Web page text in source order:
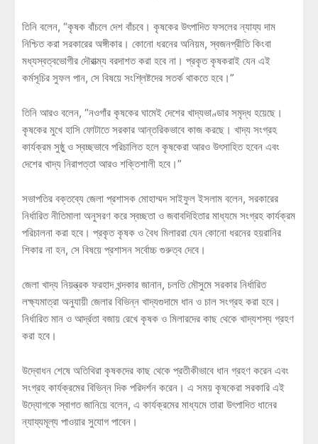
তিনি বলেন, “কৃষক বাঁচলে দেশ বাঁচবে। কৃষকের উৎপাদিত ফসলের ন্যায্য দাম
নিশ্চিত করা সরকারের অঙ্গীকার। কোনো ধরনের অনিয়ম, স্বজনপ্রীতি কিংবা
মধ্যস্বত্বভোগীর দৌরাত্ম্য বরদাশত করা হবে না। প্রকৃত কৃষকরাই যেন এই
কর্মসূচির সুফল পান, সে বিষয়ে সংশ্লিষ্টদের সতর্ক থাকতে হবে।”
তিনি আরও বলেন, “নওগাঁর কৃষকের ঘামেই দেশের খাদ্যভাণ্ডার সমৃদ্ধ হয়েছে।
কৃষকের মুখে হাসি ফোটাতে সরকার আন্তরিকভাবে কাজ করছে। খাদ্য সংগ্রহ
কার্যক্রম সুষ্ঠু ও স্বচ্ছভাবে পরিচালিত হলে কৃষকেরা আরও উৎসাহিত হবেন এবং
দেশের খাদ্য নিরাপত্তা আরও শক্তিশালী হবে।”
সভাপতির বক্তব্যে জেলা প্রশাসক মোহাম্মদ সাইফুল ইসলাম বলেন, সরকারের
নির্ধারিত নীতিমালা অনুসরণ করে স্বচ্ছতা ও জবাবদিহিতার মাধ্যমে সংগ্রহ কার্যক্রম
পরিচালনা করা হবে। প্রকৃত কৃষক ও বৈধ মিলাররা যেন কোনো ধরনের হয়রানির
শিকার না হন, সে বিষয়ে প্রশাসন সর্বোচ্চ গুরুত্ব দেবে।
জেলা খাদ্য নিয়ন্ত্রক ফরহাদ খন্দকার জানান, চলতি মৌসুমে সরকার নির্ধারিত
লক্ষ্যমাত্রা অনুযায়ী জেলার বিভিন্ন খাদ্যগুদামে ধান ও চাল সংগ্রহ করা হবে।
নির্ধারিত মান ও আর্দ্রতা বজায় রেখে কৃষক ও মিলারদের কাছ থেকে খাদ্যশস্য গ্রহণ
করা হবে।
উদ্বোধন শেষে অতিথিরা কৃষকদের কাছ থেকে প্রতীকীভাবে ধান গ্রহণ করেন এবং
সংগ্রহ কার্যক্রমের বিভিন্ন দিক পরিদর্শন করেন। এ সময় কৃষকেরা সরকারি এই
উদ্যোগকে স্বাগত জানিয়ে বলেন, এ কার্যক্রমের মাধ্যমে তারা উৎপাদিত ধানের
ন্যায্যমূল্য পাওয়ার সুযোগ পাবেন।